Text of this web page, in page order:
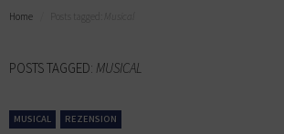
Home
POSTS TAGGED: MUSICAL
MUSICAL REZENSION